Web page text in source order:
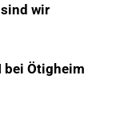
wir
bei Ötigheim